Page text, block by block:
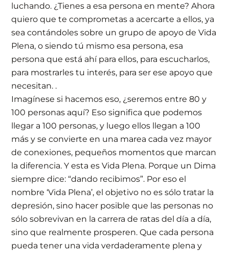
luchando. ¿Tienes a esa persona en mente? Ahora
quiero que te comprometas a acercarte a ellos, ya
sea contándoles sobre un grupo de apoyo de Vida
Plena, o siendo tú mismo esa persona, esa
persona que está ahí para ellos, para escucharlos,
para mostrarles tu interés, para ser ese apoyo que
necesitan. .
Imagínese si hacemos eso, ¿seremos entre 80 y
100 personas aquí? Eso significa que podemos
llegar a 100 personas, y luego ellos llegan a 100
más y se convierte en una marea cada vez mayor
de conexiones, pequeños momentos que marcan
la diferencia. Y esta es Vida Plena. Porque un Dima
siempre dice: “dando recibimos”. Por eso el
nombre ‘Vida Plena’, el objetivo no es sólo tratar la
depresión, sino hacer posible que las personas no
sólo sobrevivan en la carrera de ratas del día a día,
sino que realmente prosperen. Que cada persona
pueda tener una vida verdaderamente plena y